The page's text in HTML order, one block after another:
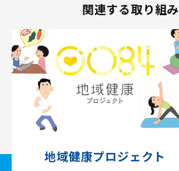
関連する取り組み
地域健康プロジェクト